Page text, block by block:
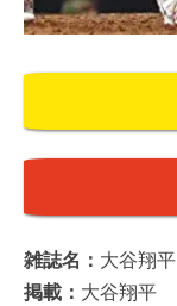
雑誌名： 大谷翔
掲載： 大谷翔平